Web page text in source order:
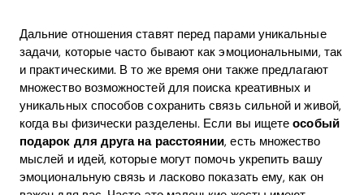
Дальние отношения ставят перед парами уникальные
задачи, которые часто бывают как эмоциональными, так
и практическими. В то же время они также предлагают
множество возможностей для поиска креативных и
уникальных способов сохранить связь сильной и живой,
когда вы физически разделены. Если вы ищетеособый
подарок для друга на расстоянии, есть множество
мыслей и идей, которые могут помочь укрепить вашу
эмоциональную связь и ласково показать ему, как он